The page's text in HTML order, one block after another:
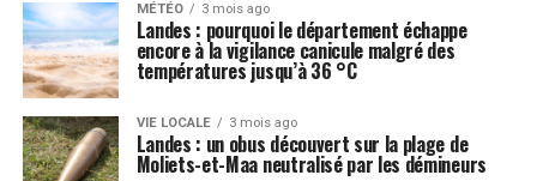
MÉTÉO 3 mois ago
Landes : pourquoi le département échappe
encore à la vigilance canicule malgré des
températures jusqu’à 36 °C
VIE LOCALE 3 mois ago
Landes : un obus découvert sur la plage de
Moliets-et-Maa neutralisé par les démineurs